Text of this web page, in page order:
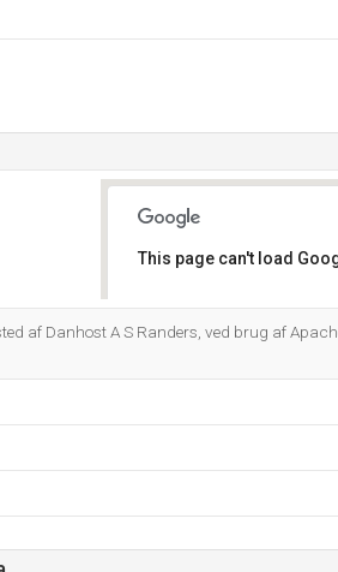
This page can't load
af Danhost A S Randers, ved brug af